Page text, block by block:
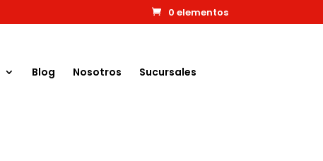
0 elementos
Blog Nosotros Sucursales